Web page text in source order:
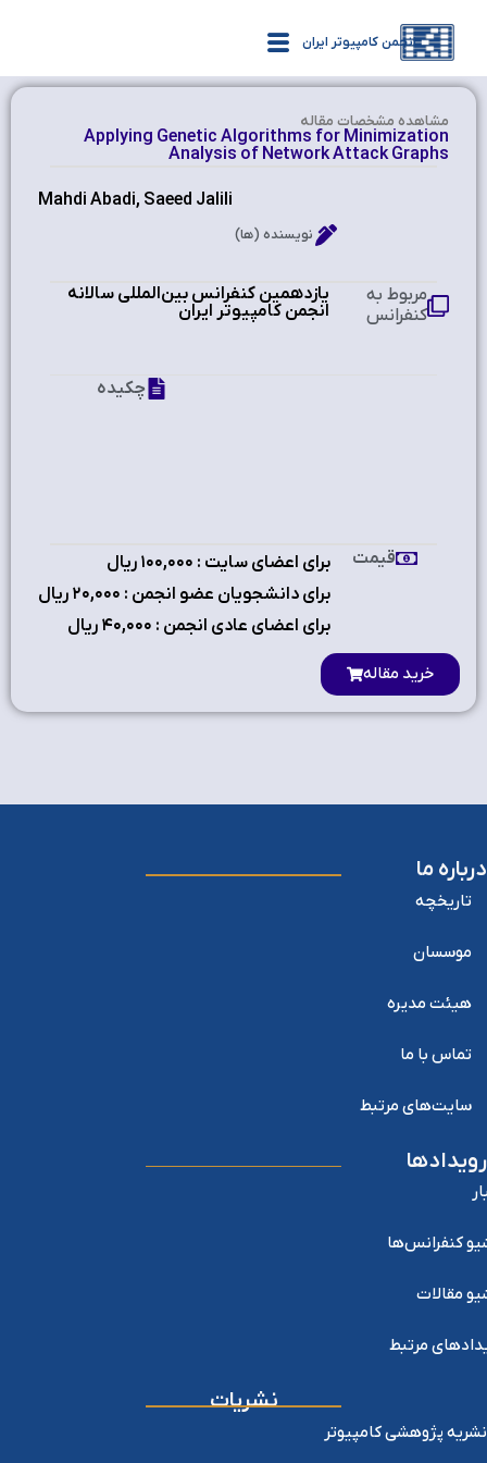
انجمن کامپیوتر ایران
مشاهده‌ مشخصات مقاله
Applying Genetic Algorithms for Minimization
Analysis of Network Attack Graphs
Mahdi Abadi, Saeed Jalili
نویسنده (ها)
یازدهمین کنفرانس بین‌المللی سالانه
انجمن کامپیوتر ایران
مربوط به
کنفرانس
چکیده
برای اعضای سایت : ۱٠٠,٠٠٠ ریال
برای دانشجویان عضو انجمن : ۲٠,٠٠٠ ریال
برای اعضای عادی انجمن : ۴٠,٠٠٠ ریال
قیمت
خرید مقاله
درباره ما
تاریخچه
موسسان
هیئت مدیره
تماس با ما
سایت‌های مرتبط
رویدادها
کنفرانس‌ها
مقالات
مرتبط
نشریات
نشریه پژوهشی کامپیوتر